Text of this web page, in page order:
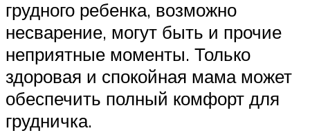
грудного ребенка, возможно
несварение, могут быть и прочие
неприятные моменты. Только
здоровая и спокойная мама может
обеспечить полный комфорт для
грудничка.